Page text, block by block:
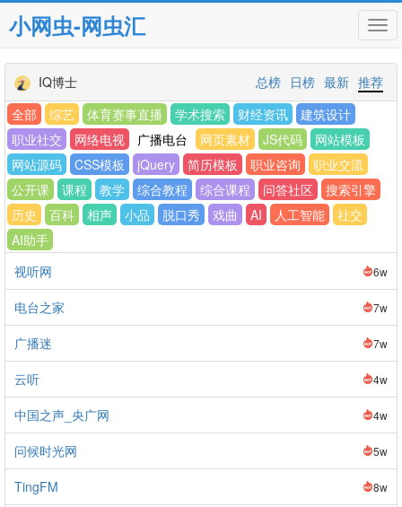
小网虫-网虫汇
IQ博士 推荐
最新
日榜
总榜
全部
综艺 体育赛事直播 学术搜索 财经资讯
建筑设计
职业社交
网络电视 广播电台 网页素材 JS代码
网站模板
网站源码
CSS模板 jQuery 简历模板 职业咨询
职业交流
公开课
课程 教学 综合教程 综合课程 问答社区
搜索引擎
历史
百科 相声 小品 脱口秀 戏曲 AI 人工智能
社交
AI助手
视听网
6w
电台之家 7w
广播迷 7w
云听 4w
中国之声_央广网 4w
问候时光网 5w
TingFM 8w